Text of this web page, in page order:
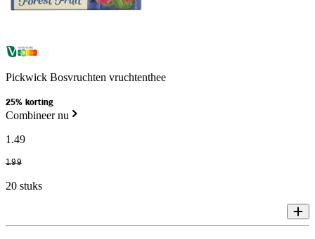
Pickwick Bosvruchten vruchtenthee
25% korting
Combineer nu
1.49
1.99
20 stuks